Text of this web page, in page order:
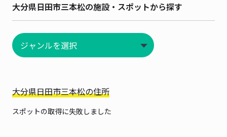
大分県日田市三本松の施設・スポットから探す
大分県日田市三本松の住所
スポットの取得に失敗しました